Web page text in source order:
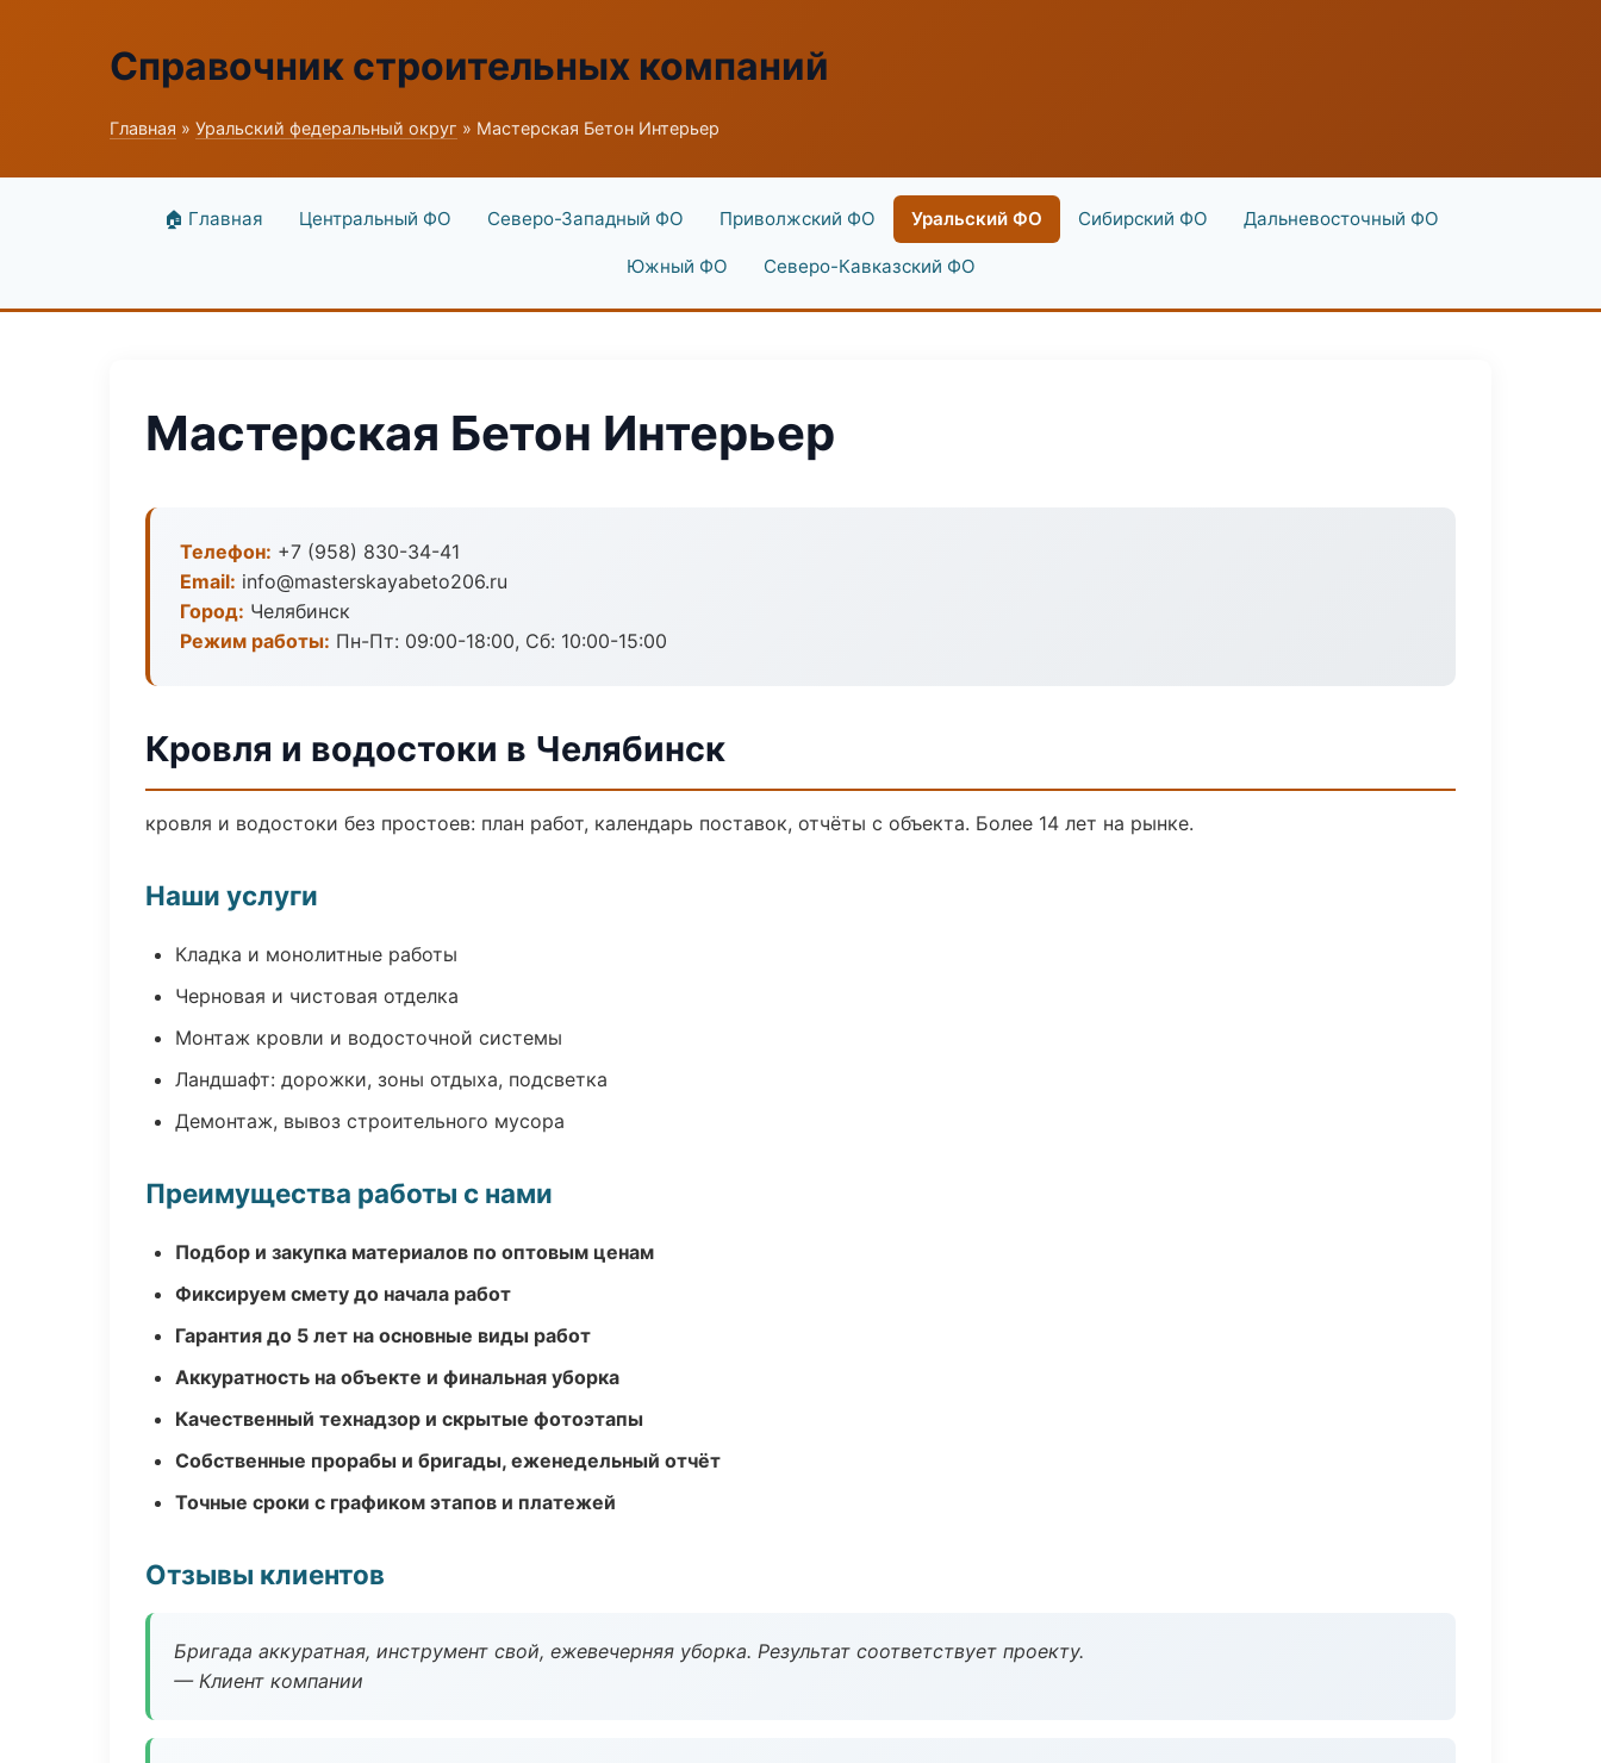
Справочник строительных компаний
Главная » Уральский федеральный округ » Мастерская Бетон Интерьер
🏠 Главная Центральный ФО Северо-Западный ФО Приволжский ФО Уральский ФО Сибирский ФО Дальневосточный ФО
Южный ФО Северо-Кавказский ФО
Мастерская Бетон Интерьер
Телефон: +7 (958) 830-34-41
Email: info@masterskayabeto206.ru
Город: Челябинск
Режим работы: Пн-Пт: 09:00-18:00, Сб: 10:00-15:00
Кровля и водостоки в Челябинск
кровля и водостоки без простоев: план работ, календарь поставок, отчёты с объекта. Более 14 лет на рынке.
Наши услуги
Кладка и монолитные работы
Черновая и чистовая отделка
Монтаж кровли и водосточной системы
Ландшафт: дорожки, зоны отдыха, подсветка
Демонтаж, вывоз строительного мусора
Преимущества работы с нами
Подбор и закупка материалов по оптовым ценам
Фиксируем смету до начала работ
Гарантия до 5 лет на основные виды работ
Аккуратность на объекте и финальная уборка
Качественный технадзор и скрытые фотоэтапы
Собственные прорабы и бригады, еженедельный отчёт
Точные сроки с графиком этапов и платежей
Отзывы клиентов
Бригада аккуратная, инструмент свой, ежевечерняя уборка. Результат соответствует проекту.
— Клиент компании